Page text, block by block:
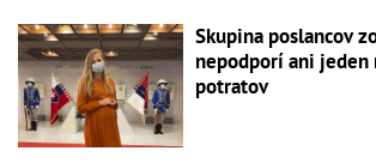
Skupina poslancov
nepodporí ani jeden
potratov